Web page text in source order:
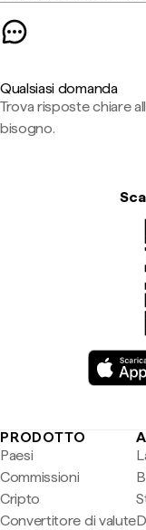
Qualsiasi domanda
Trova risposte chiare
bisogno.
PRODOTTO
Paesi
Commissioni
Cripto
Convertitore di valute